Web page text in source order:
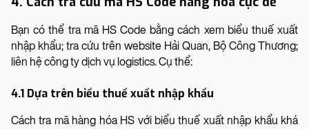
Bạn có thể tra mã HS Code bằng cách xem biểu thuế xuất
nhập khẩu; tra cứu trên website Hải Quan, Bộ Công Thương;
liên hệ công ty dịch vụ logistics. Cụ thể:
4.1 Dựa trên biểu thuế xuất nhập khẩu
Cách tra mã hàng hóa HS với biểu thuế xuất nhập khẩu khá